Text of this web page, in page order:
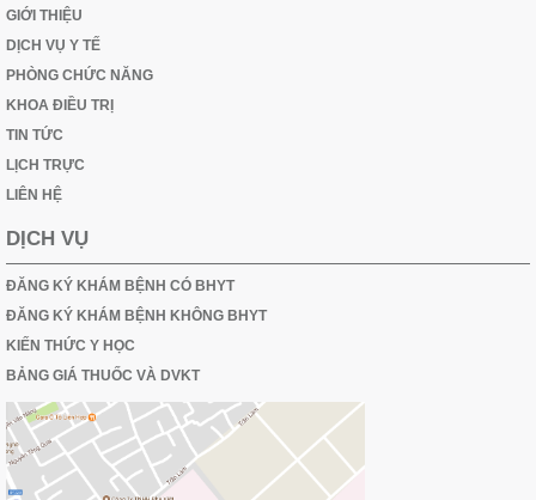
GIỚI THIỆU
DỊCH VỤ Y TẾ
PHÒNG CHỨC NĂNG
KHOA ĐIỀU TRỊ
TIN TỨC
LỊCH TRỰC
LIÊN HỆ
DỊCH VỤ
ĐĂNG KÝ KHÁM BỆNH CÓ BHYT
ĐĂNG KÝ KHÁM BỆNH KHÔNG BHYT
KIẾN THỨC Y HỌC
BẢNG GIÁ THUỐC VÀ DVKT